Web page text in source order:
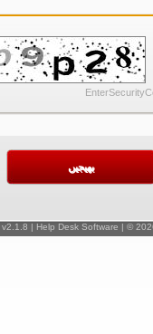
v2.1.8 | Help Desk Software | ©